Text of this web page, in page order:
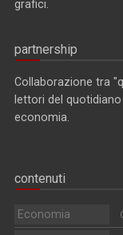
grafici.
partnership
Collaborazione tra
lettori del
economia.
contenuti
Economia